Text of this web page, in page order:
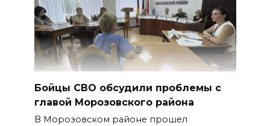
Бойцы СВО обсудили проблемы с
главой Морозовского района
В Морозовском районе прошел